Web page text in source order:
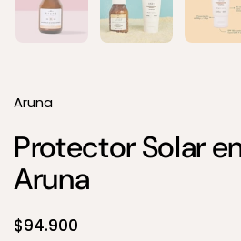
Aruna
Protector Solar
Aruna
Precio:
$94.900